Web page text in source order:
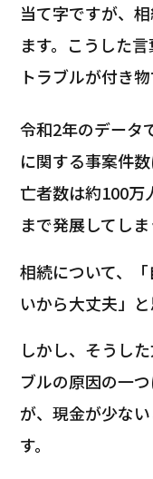
当て字ですが、
ます。こうした
トラブルが付き物
令和2年のデータ
に関する事案件
亡者数は約100万
まで発展してしま
相続について、
いから大丈夫」と
しかし、そうし
ブルの原因の一
が、現金が少な
す。